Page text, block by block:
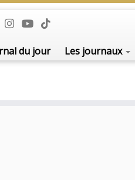
du jour Les journaux